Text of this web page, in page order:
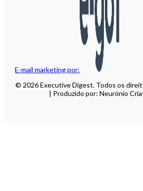
E-mail marketing por:
© 2026 Executive Digest. Todos os
| Produzido por: Neurónio